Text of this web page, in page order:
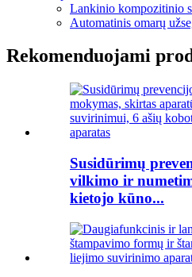
Lankinio kompozitinio
Automatinis omarų
Rekomenduojami
Susidūrimų
vilkimo ir
kietojo kūno...